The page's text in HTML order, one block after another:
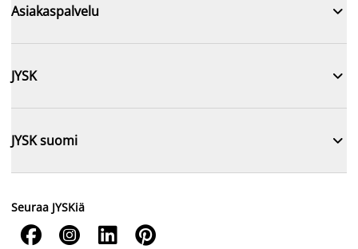
Asiakaspalvelu 
JYSK 
JYSK suomi 
Seuraa JYSKiä
   